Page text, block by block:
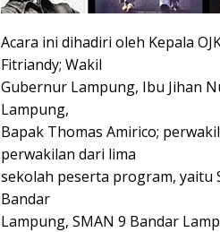
Acara ini dihadiri oleh Kepala
Fitriandy; Wakil
Gubernur Lampung, Ibu Jihan
Lampung,
Bapak Thomas Amirico;
perwakilan dari lima
sekolah peserta program, yaitu
Bandar
Lampung, SMAN 9 Bandar